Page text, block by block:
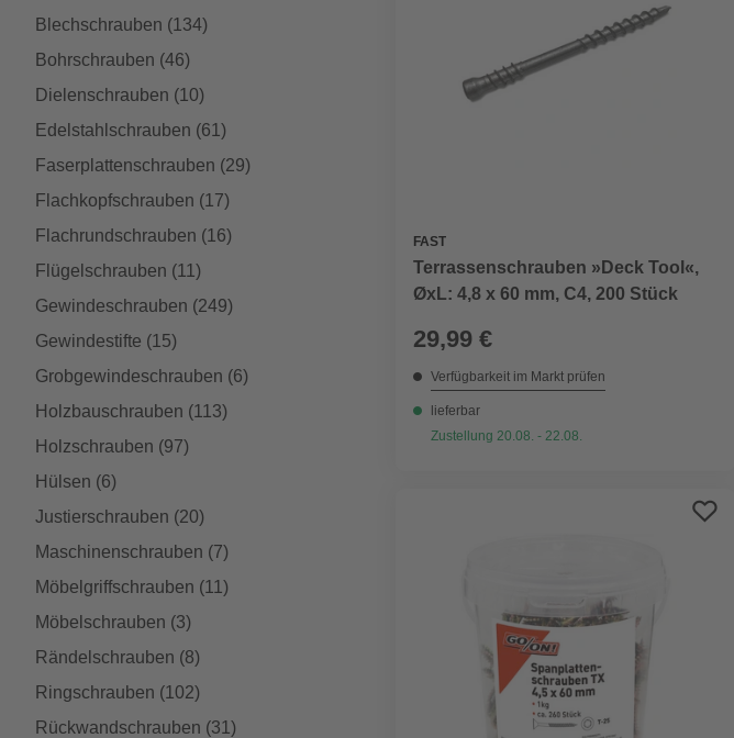
Blechschrauben (134)
Bohrschrauben (46)
Dielenschrauben (10)
Edelstahlschrauben (61)
Faserplattenschrauben (29)
Flachkopfschrauben (17)
Flachrundschrauben (16)
Flügelschrauben (11)
Gewindeschrauben (249)
Gewindestifte (15)
Grobgewindeschrauben (6)
Holzbauschrauben (113)
Holzschrauben (97)
Hülsen (6)
Justierschrauben (20)
Maschinenschrauben (7)
Möbelgriffschrauben (11)
Möbelschrauben (3)
Rändelschrauben (8)
Ringschrauben (102)
Rückwandschrauben (31)
FAST
Terrassenschrauben »Deck Tool«,
ØxL: 4,8 x 60 mm, C4, 200 Stück
29,99 €
Verfügbarkeit im Markt prüfen
lieferbar
Zustellung 20.08. - 22.08.